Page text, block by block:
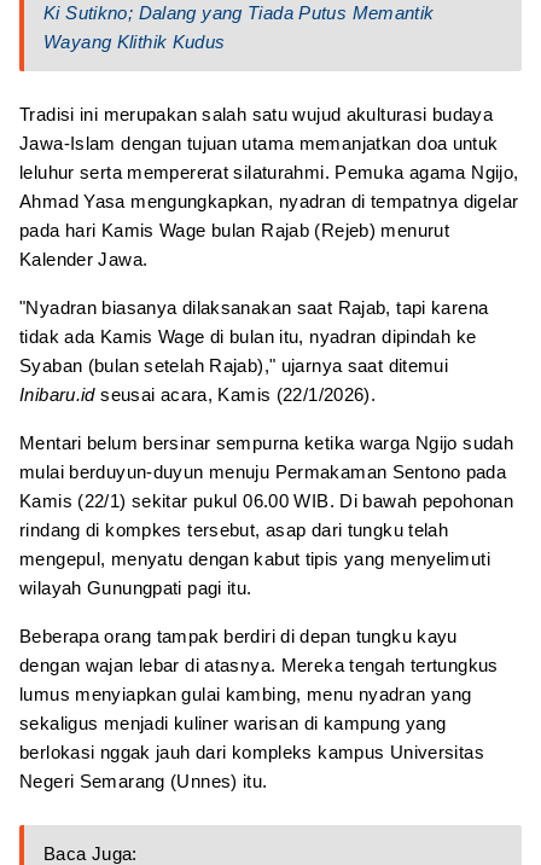
Ki Sutikno; Dalang yang Tiada Putus Memantik
Wayang Klithik Kudus
Tradisi ini merupakan salah satu wujud akulturasi budaya
Jawa-Islam dengan tujuan utama memanjatkan doa untuk
leluhur serta mempererat silaturahmi. Pemuka agama Ngijo,
Ahmad Yasa mengungkapkan, nyadran di tempatnya digelar
pada hari Kamis Wage bulan Rajab (Rejeb) menurut
Kalender Jawa.
"Nyadran biasanya dilaksanakan saat Rajab, tapi karena
tidak ada Kamis Wage di bulan itu, nyadran dipindah ke
Syaban (bulan setelah Rajab)," ujarnya saat ditemui
Inibaru.idseusai acara, Kamis (22/1/2026).
Mentari belum bersinar sempurna ketika warga Ngijo sudah
mulai berduyun-duyun menuju Permakaman Sentono pada
Kamis (22/1) sekitar pukul 06.00 WIB. Di bawah pepohonan
rindang di kompkes tersebut, asap dari tungku telah
mengepul, menyatu dengan kabut tipis yang menyelimuti
wilayah Gunungpati pagi itu.
Beberapa orang tampak berdiri di depan tungku kayu
dengan wajan lebar di atasnya. Mereka tengah tertungkus
lumus menyiapkan gulai kambing, menu nyadran yang
sekaligus menjadi kuliner warisan di kampung yang
berlokasi nggak jauh dari kompleks kampus Universitas
Negeri Semarang (Unnes) itu.
Baca Juga: